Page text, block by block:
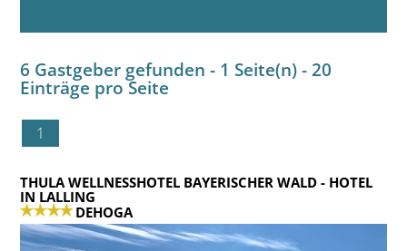
6 Gastgeber gefunden - 1 Seite(n) - 20
Einträge pro Seite
1
THULA WELLNESSHOTEL BAYERISCHER WALD- HOTEL
IN LALLING
DEHOGA